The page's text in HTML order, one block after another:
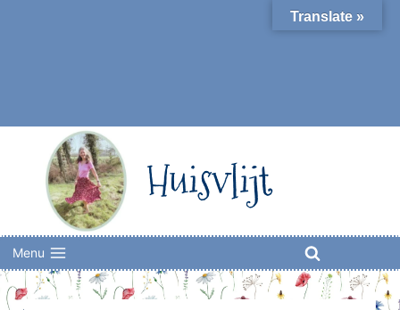
Huisvlijt
Menu
Translate »